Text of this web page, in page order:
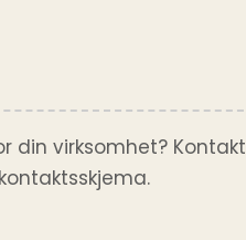
din virksomhet? Kontakt